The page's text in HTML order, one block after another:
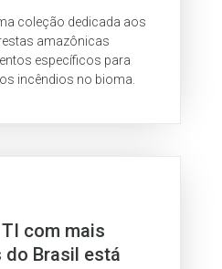
coleção dedicada aos
amazônicas
específicos para
incêndios no bioma.
com mais
Brasil está